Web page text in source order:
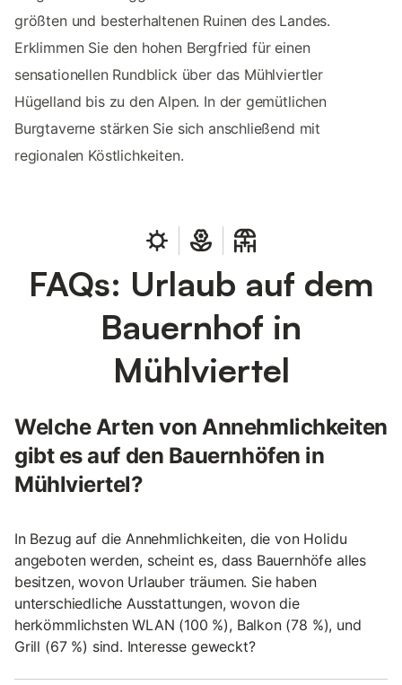
größten und besterhaltenen Ruinen des Landes.
Erklimmen Sie den hohen Bergfried für einen
sensationellen Rundblick über das Mühlviertler
Hügelland bis zu den Alpen. In der gemütlichen
Burgtaverne stärken Sie sich anschließend mit
regionalen Köstlichkeiten.
FAQs: Urlaub auf dem
Bauernhof in
Mühlviertel
Welche Arten von Annehmlichkeiten
gibt es auf den Bauernhöfen in
Mühlviertel?
In Bezug auf die Annehmlichkeiten, die von Holidu
angeboten werden, scheint es, dass Bauernhöfe alles
besitzen, wovon Urlauber träumen. Sie haben
unterschiedliche Ausstattungen, wovon die
herkömmlichsten WLAN (100 %), Balkon (78 %), und
Grill (67 %) sind. Interesse geweckt?